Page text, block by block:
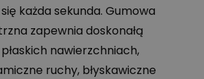
każda sekunda. Gumowa
zapewnia doskonałą
nawierzchniach,
ruchy, błyskawiczne